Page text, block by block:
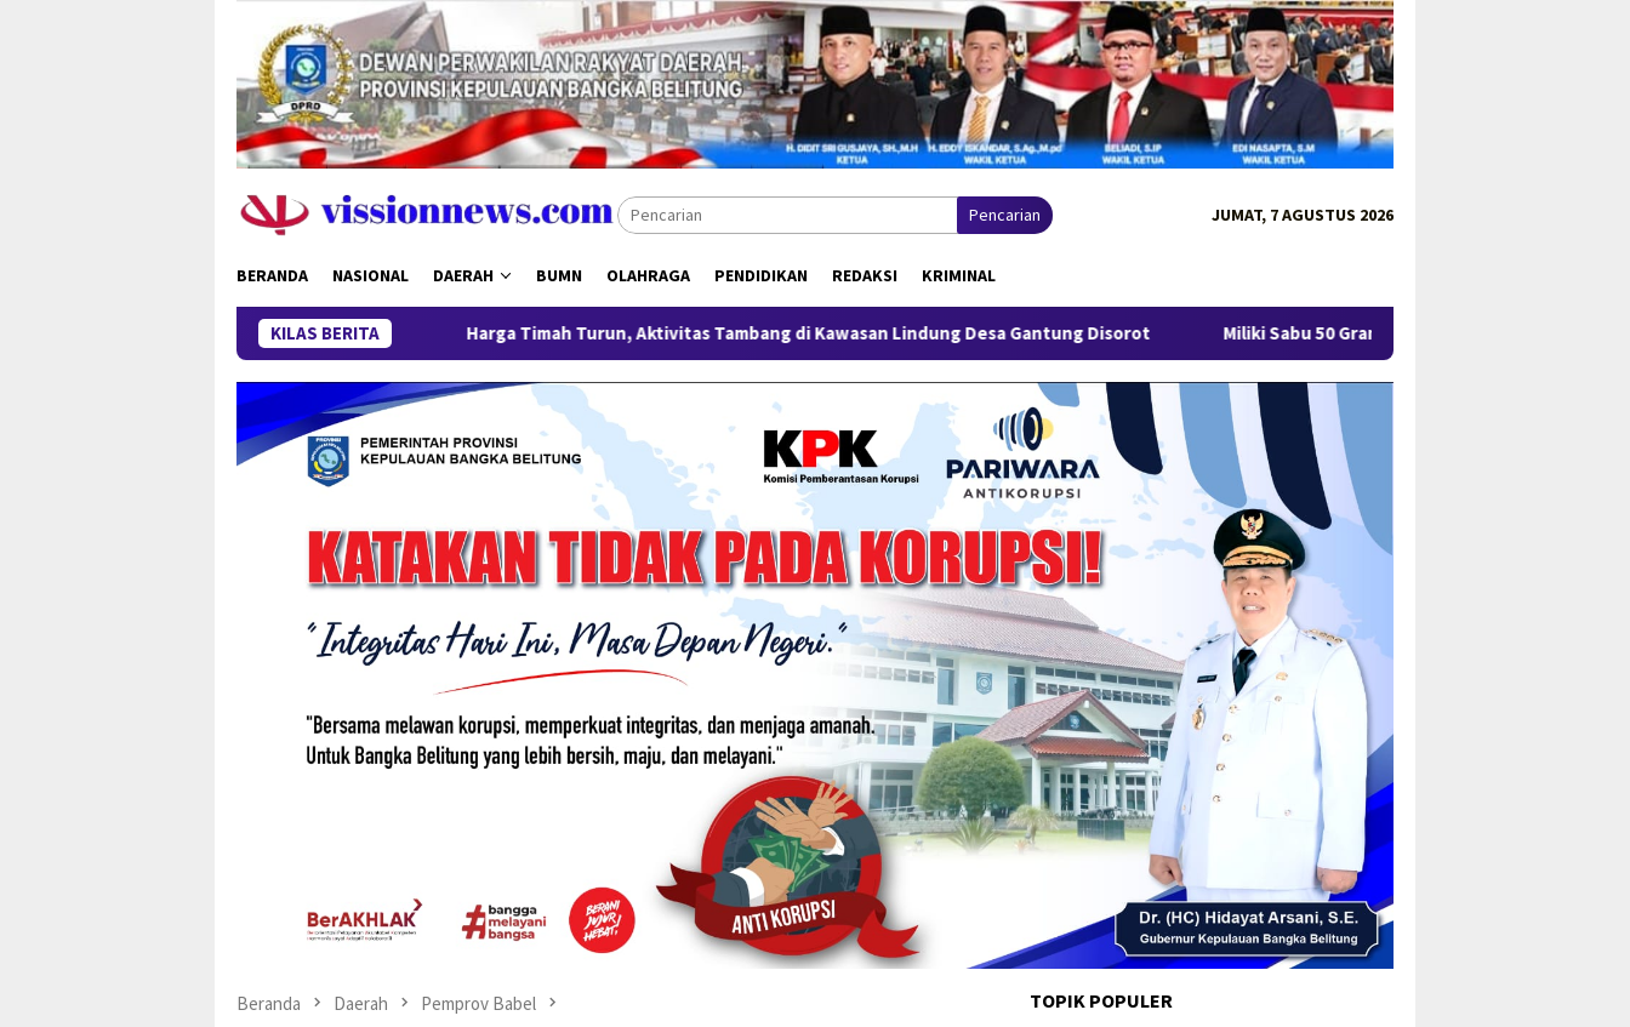
konten
Pencarian JUMAT, 7 AGUSTUS 2026
BERANDA NASIONAL DAERAH BUMN OLAHRAGA PENDIDIKAN REDAKSI KRIMINAL
KILAS BERITA
Harga Timah Turun, Aktivitas Tambang di Kawasan Lindung Desa Gantung Disorot Miliki Sabu 50 Gram, IRT di Pangkalpinang Ditangkap Ditresnarkoba
Beranda Daerah Pemprov Babel TOPIK POPULER